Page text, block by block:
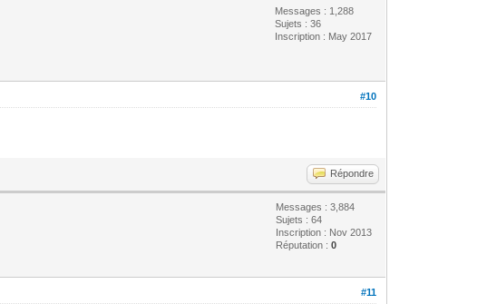
Messages : 1,288
Sujets : 36
Inscription : May 2017
#10
Répondre
Messages : 3,884
Sujets : 64
Inscription : Nov 2013
Réputation :0
#11